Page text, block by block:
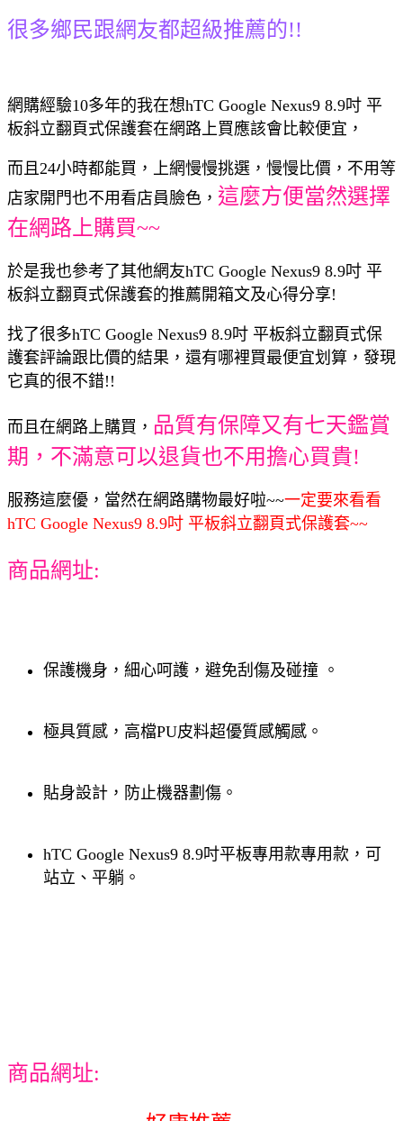
很多鄉民跟網友都超級推薦的!!
網購經驗10多年的我在想hTC Google Nexus9 8.9吋 平
板斜立翻頁式保護套在網路上買應該會比較便宜，
而且24小時都能買，上網慢慢挑選，慢慢比價，不用等
店家開門也不用看店員臉色， 這麼方便當然選擇
在網路上購買~~
於是我也參考了其他網友hTC Google Nexus9 8.9吋 平
板斜立翻頁式保護套的推薦開箱文及心得分享!
找了很多hTC Google Nexus9 8.9吋 平板斜立翻頁式保
護套評論跟比價的結果，還有哪裡買最便宜划算，發現
它真的很不錯!!
而且在網路上購買， 品質有保障又有七天鑑賞
期，不滿意可以退貨也不用擔心買貴!
服務這麼優，當然在網路購物最好啦~~一定要來看看
hTC Google Nexus9 8.9吋 平板斜立翻頁式保護套~~
商品網址:
保護機身，細心呵護，避免刮傷及碰撞 。
極具質感，高檔PU皮料超優質感觸感。
貼身設計，防止機器劃傷。
hTC Google Nexus9 8.9吋平板專用款專用款，可
站立、平躺。
商品網址: